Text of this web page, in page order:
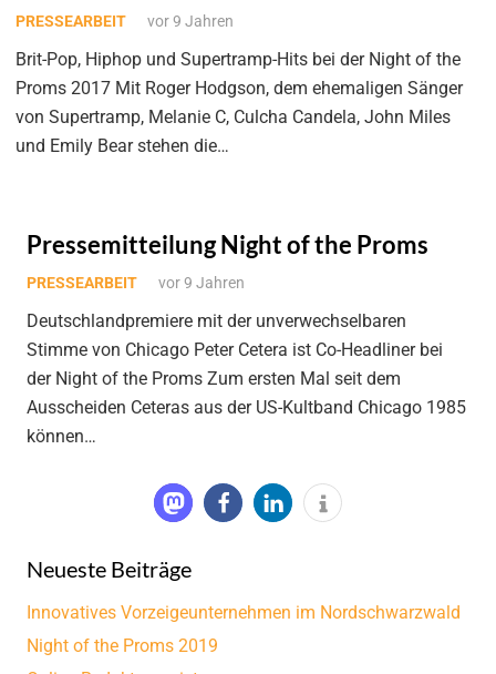
PRESSEARBEIT vor 9 Jahren
Brit-Pop, Hiphop und Supertramp-Hits bei der Night of the
Proms 2017 Mit Roger Hodgson, dem ehemaligen Sänger
von Supertramp, Melanie C, Culcha Candela, John Miles
und Emily Bear stehen die…
Pressemitteilung Night of the Proms
PRESSEARBEIT vor 9 Jahren
Deutschlandpremiere mit der unverwechselbaren
Stimme von Chicago Peter Cetera ist Co-Headliner bei
der Night of the Proms Zum ersten Mal seit dem
Ausscheiden Ceteras aus der US-Kultband Chicago 1985
können…
Neueste Beiträge
Innovatives Vorzeigeunternehmen im Nordschwarzwald
Night of the Proms 2019